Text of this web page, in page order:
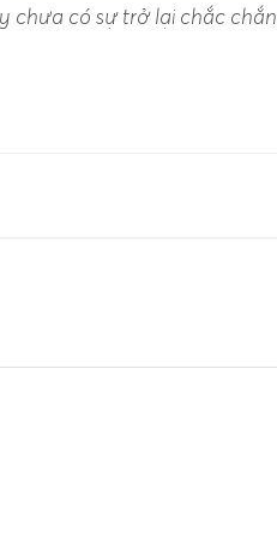
chưa có sự trở lại chắc chắn